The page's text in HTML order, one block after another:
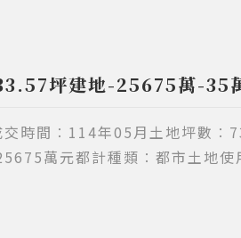
坪建地-25675萬-35
交時間∶114年05月土地坪數
萬元都計種類∶都市土地使